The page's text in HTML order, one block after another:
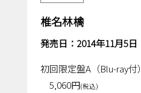
椎名林檎
発売日：2014年11月5日
初回限定盤A（Blu-ray付）
5,060円(税込)